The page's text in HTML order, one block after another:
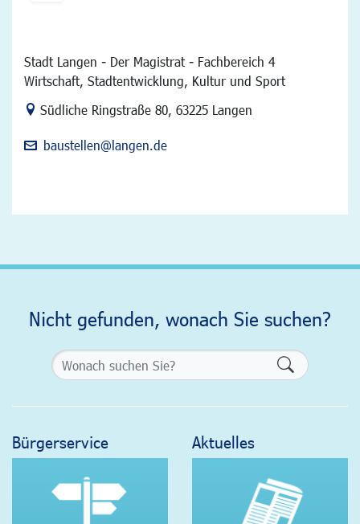
Stadt Langen - Der Magistrat - Fachbereich 4
Wirtschaft, Stadtentwicklung, Kultur und Sport
Link zur Google-Maps Navigation
Südliche Ringstraße 80, 63225 Langen
baustellen@langen.de
Nicht gefunden, wonach Sie suchen?
Bürgerservice Aktuelles